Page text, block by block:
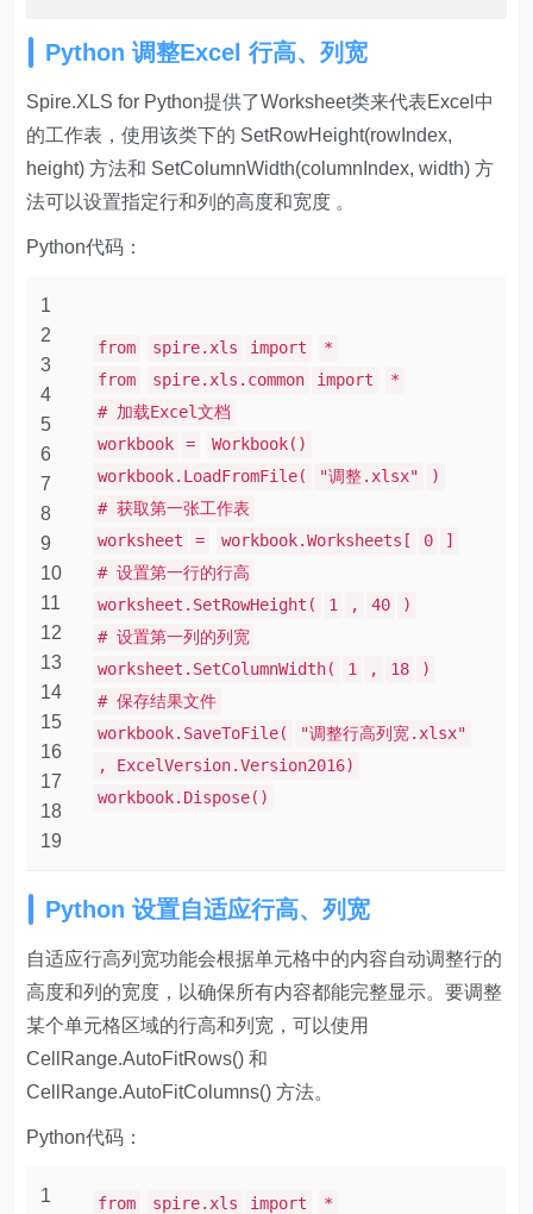
Python 调整Excel 行高、列宽
Spire.XLS for Python提供了Worksheet类来代表Excel中
的工作表，使用该类下的 SetRowHeight(rowIndex,
height) 方法和 SetColumnWidth(columnIndex, width) 方
法可以设置指定行和列的高度和宽度 。
Python代码：
1
2
3
4
5
6
7
8
9
10
11
12
13
14
15
16
17
18
19
from spire.xls import
*
from
spire.xls.common import
*
# 加载Excel文档
workbook
=
Workbook()
workbook.LoadFromFile(
"调整.xlsx"
)
# 获取第一张工作表
worksheet
= workbook.Worksheets[ 0
]
# 设置第一行的行高
worksheet.SetRowHeight(
1 , 40
)
# 设置第一列的列宽
worksheet.SetColumnWidth(
1 , 18
)
# 保存结果文件
workbook.SaveToFile(
"调整行高列宽.xlsx"
, ExcelVersion.Version2016)
workbook.Dispose()
Python 设置自适应行高、列宽
自适应行高列宽功能会根据单元格中的内容自动调整行的
高度和列的宽度，以确保所有内容都能完整显示。要调整
某个单元格区域的行高和列宽，可以使用
CellRange.AutoFitRows() 和
CellRange.AutoFitColumns() 方法。
Python代码：
1
from spire.xls import
*